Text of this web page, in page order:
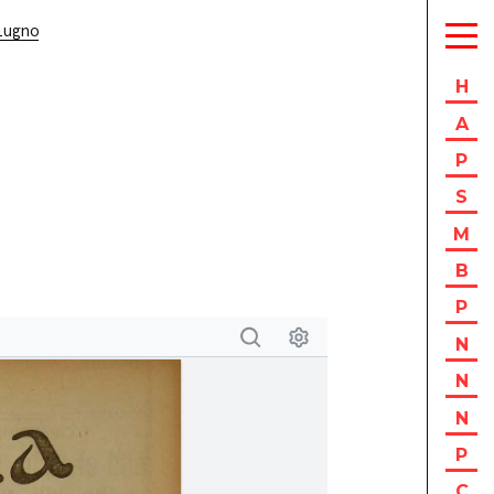
H
A
P
S
M
B
P
N
N
N
P